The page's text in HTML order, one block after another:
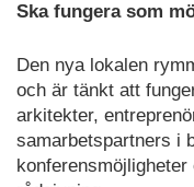
Ska fungera som
Den nya lokalen
och är tänkt att
arkitekter,
samarbetspartners i